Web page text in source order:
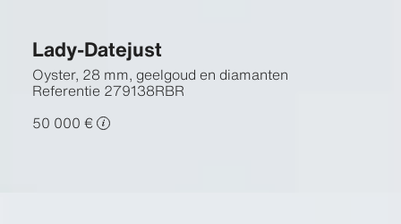
Lady-Datejust
Oyster, 28 mm, geelgoud en diamanten
Referentie 279138RBR
50 000 €